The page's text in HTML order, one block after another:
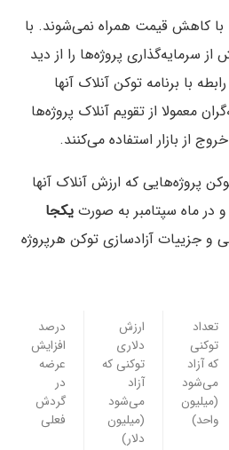
با کاهش قیمت همراه نمی‌شوند. با
سرمایه‌گذاری پروژه‌ها را از دید
با برنامه توکن آنلاک آنها
معمولا از تقویم آنلاک پروژه‌ها
از بازار استفاده می‌کنند.
پروژه‌هایی که ارزش آنلاک آنها
در ماه سپتامبر به صورت یکجا
و جزییات آزادسازی توکن هرپروژه
تعداد
توکنی
که آزاد
می‌شود
(میلیون
واحد)
ارزش
دلاری
توکنی که
آزاد
می‌شود
(میلیون
دلار)
درصد
افزایش
عرضه
در
گردش
فعلی